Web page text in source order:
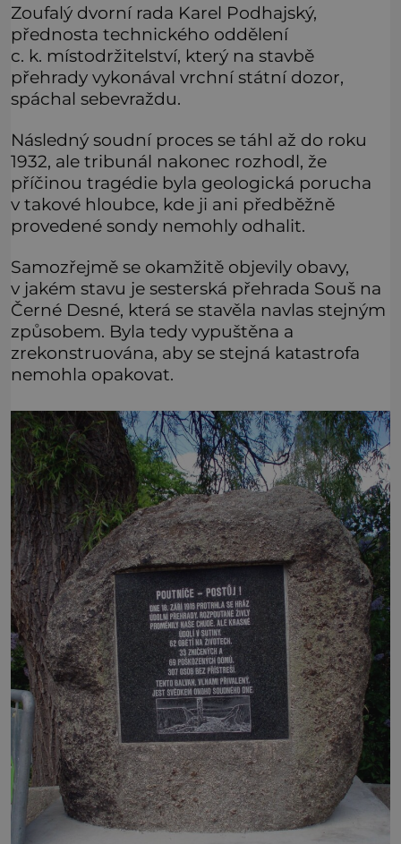
Zoufalý dvorní rada Karel Podhajský,
přednosta technického oddělení
c. k. místodržitelství, který na stavbě
přehrady vykonával vrchní státní dozor,
spáchal sebevraždu.
Následný soudní proces se táhl až do roku
1932, ale tribunál nakonec rozhodl, že
příčinou tragédie byla geologická porucha
v takové hloubce, kde ji ani předběžně
provedené sondy nemohly odhalit.
Samozřejmě se okamžitě objevily obavy,
v jakém stavu je sesterská přehrada Souš na
Černé Desné, která se stavěla navlas stejným
způsobem. Byla tedy vypuštěna a
zrekonstruována, aby se stejná katastrofa
nemohla opakovat.